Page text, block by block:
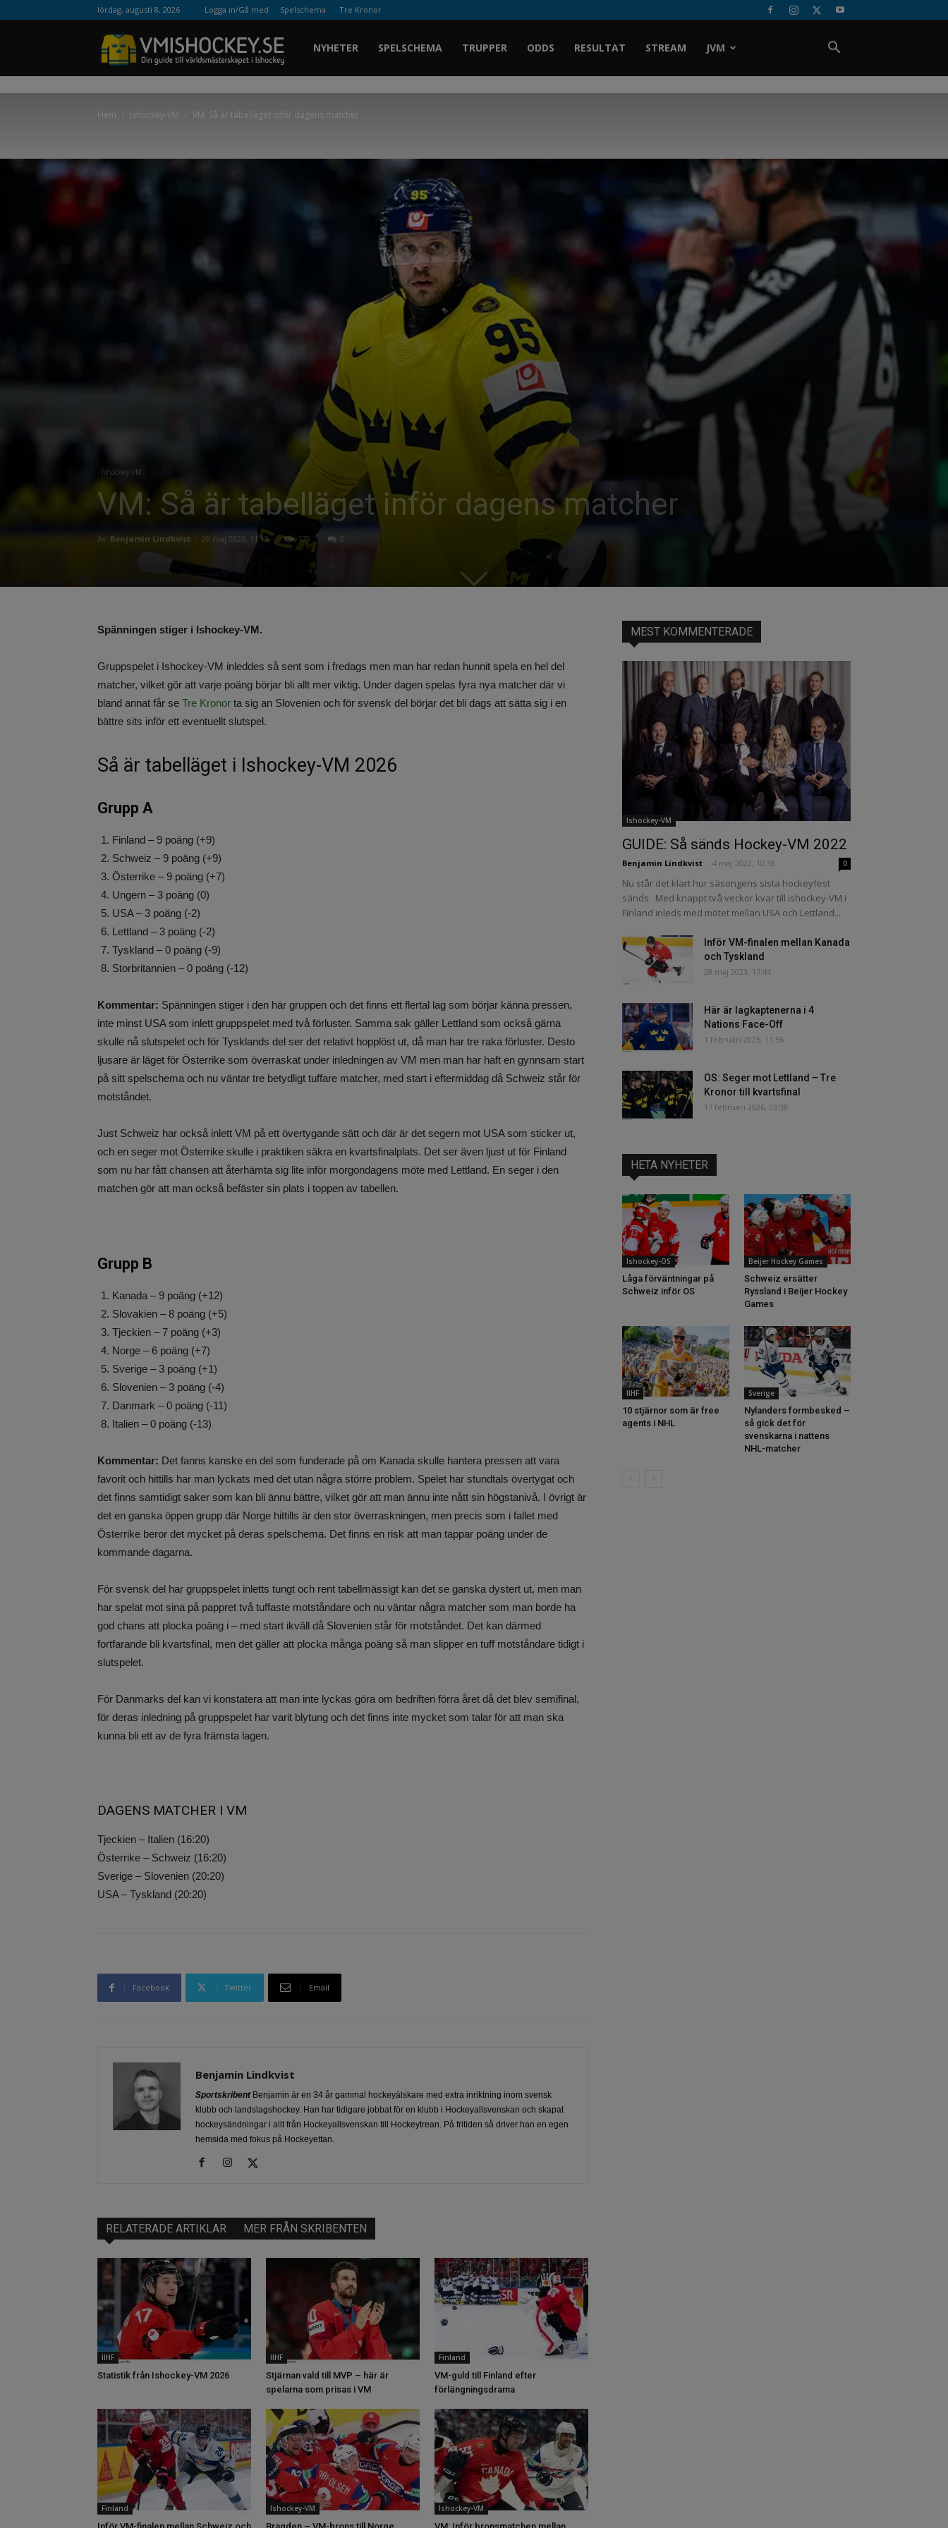
lördag, augusti 8, 2026 Logga in/Gå med Spelschema Tre Kronor
VMIshockey.se
NYHETER SPELSCHEMA TRUPPER ODDS RESULTAT STREAM JVM
Hem Ishockey-VM VM: Så är tabelläget inför dagens matcher
Ishockey-VM
VM: Så är tabelläget inför dagens matcher
Av Benjamin Lindkvist - 20 maj 2026, 11:13 179 0
Spänningen stiger i Ishockey-VM.
Gruppspelet i Ishockey-VM inleddes så sent som i fredags men man har redan hunnit spela en hel del
matcher, vilket gör att varje poäng börjar bli allt mer viktig. Under dagen spelas fyra nya matcher där vi
bland annat får se Tre Kronor ta sig an Slovenien och för svensk del börjar det bli dags att sätta sig i en
bättre sits inför ett eventuellt slutspel.
Så är tabelläget i Ishockey-VM 2026
Grupp A
Finland – 9 poäng (+9)
Schweiz – 9 poäng (+9)
Österrike – 9 poäng (+7)
Ungern – 3 poäng (0)
USA – 3 poäng (-2)
Lettland – 3 poäng (-2)
Tyskland – 0 poäng (-9)
Storbritannien – 0 poäng (-12)
Kommentar: Spänningen stiger i den här gruppen och det finns ett flertal lag som börjar känna pressen,
inte minst USA som inlett gruppspelet med två förluster. Samma sak gäller Lettland som också gärna
skulle nå slutspelet och för Tysklands del ser det relativt hopplöst ut, då man har tre raka förluster. Desto
ljusare är läget för Österrike som överraskat under inledningen av VM men man har haft en gynnsam start
på sitt spelschema och nu väntar tre betydligt tuffare matcher, med start i eftermiddag då Schweiz står för
motståndet.
Just Schweiz har också inlett VM på ett övertygande sätt och där är det segern mot USA som sticker ut,
och en seger mot Österrike skulle i praktiken säkra en kvartsfinalplats. Det ser även ljust ut för Finland
som nu har fått chansen att återhämta sig lite inför morgondagens möte med Lettland. En seger i den
matchen gör att man också befäster sin plats i toppen av tabellen.
Grupp B
Kanada – 9 poäng (+12)
Slovakien – 8 poäng (+5)
Tjeckien – 7 poäng (+3)
Norge – 6 poäng (+7)
Sverige – 3 poäng (+1)
Slovenien – 3 poäng (-4)
Danmark – 0 poäng (-11)
Italien – 0 poäng (-13)
Kommentar: Det fanns kanske en del som funderade på om Kanada skulle hantera pressen att vara
favorit och hittills har man lyckats med det utan några större problem. Spelet har stundtals övertygat och
det finns samtidigt saker som kan bli ännu bättre, vilket gör att man ännu inte nått sin högstanivå. I övrigt är
det en ganska öppen grupp där Norge hittills är den stor överraskningen, men precis som i fallet med
Österrike beror det mycket på deras spelschema. Det finns en risk att man tappar poäng under de
kommande dagarna.
För svensk del har gruppspelet inletts tungt och rent tabellmässigt kan det se ganska dystert ut, men man
har spelat mot sina på pappret två tuffaste motståndare och nu väntar några matcher som man borde ha
god chans att plocka poäng i – med start ikväll då Slovenien står för motståndet. Det kan därmed
fortfarande bli kvartsfinal, men det gäller att plocka många poäng så man slipper en tuff motståndare tidigt i
slutspelet.
För Danmarks del kan vi konstatera att man inte lyckas göra om bedriften förra året då det blev semifinal,
för deras inledning på gruppspelet har varit blytung och det finns inte mycket som talar för att man ska
kunna bli ett av de fyra främsta lagen.
DAGENS MATCHER I VM
Tjeckien – Italien (16:20)
Österrike – Schweiz (16:20)
Sverige – Slovenien (20:20)
USA – Tyskland (20:20)
Facebook Twitter Email
Benjamin Lindkvist
SportskribentBenjamin är en 34 år gammal hockeyälskare med extra inriktning inom svensk
klubb och landslagshockey. Han har tidigare jobbat för en klubb i Hockeyallsvenskan och skapat
hockeysändningar i allt från Hockeyallsvenskan till Hockeytrean. På fritiden så driver han en egen
hemsida med fokus på Hockeyettan.
RELATERADE ARTIKLAR MER FRÅN SKRIBENTEN
IIHF
Statistik från Ishockey-VM 2026
IIHF
Stjärnan vald till MVP – här är
spelarna som prisas i VM
Finland
VM-guld till Finland efter
förlängningsdrama
Finland Ishockey-VM Ishockey-VM
MEST KOMMENTERADE
Ishockey-VM
GUIDE: Så sänds Hockey-VM 2022
Benjamin Lindkvist 4 maj 2022, 10:38 0
Nu står det klart hur säsongens sista hockeyfest
sänds. Med knappt två veckor kvar till ishockey-VM i
Finland inleds med mötet mellan USA och Lettland...
Inför VM-finalen mellan Kanada
och Tyskland
28 maj 2023, 17:44
Här är lagkaptenerna i 4
Nations Face-Off
1 februari 2025, 11:56
OS: Seger mot Lettland – Tre
Kronor till kvartsfinal
17 februari 2026, 23:38
HETA NYHETER
Ishockey-OS
Låga förväntningar på
Schweiz inför OS
Beijer Hockey Games
Schweiz ersätter
Ryssland i Beijer Hockey
Games
IIHF
10 stjärnor som är free
agents i NHL
Sverige
Nylanders formbesked –
så gick det för
svenskarna i nattens
NHL-matcher